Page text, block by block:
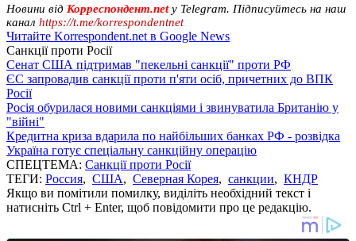
Новини від Корреспондент.net у Telegram. Підписуйтесь на наш
канал https://t.me/korrespondentnet
Читайте Korrespondent.net в Google News
Санкції проти Росії
Сенат США підтримав "пекельні санкції" проти РФ
ЄС запровадив санкції проти п'яти осіб, причетних до ВПК
Росії
Росія обурилася новими санкціями і звинуватила Британію у
"війні"
Кредитна криза вдарила по найбільших банках РФ - розвідка
Україна готує спеціальну санкційну операцію
СПЕЦТЕМА: Санкції проти Росії
ТЕГИ: Россия, США, Северная Корея, санкции, КНДР
Якщо ви помітили помилку, виділіть необхідний текст і
натисніть Ctrl + Enter, щоб повідомити про це редакцію.